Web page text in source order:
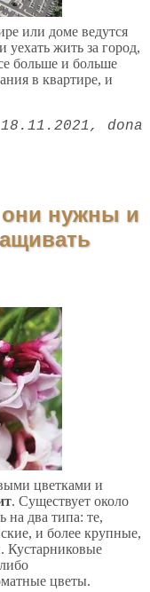
или доме ведутся
жить за город,
больше и больше
в квартире, и
18.11.2021 dona
они нужны и
цветками и
. Существует около
на два типа: те,
и более крупные,
Кустарниковые
цветы.